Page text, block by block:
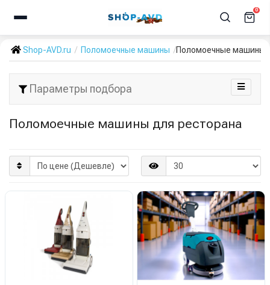
0
Shop-AVD.ru Поломоечные машины Поломоечные машины
Параметры подбора
Поломоечные машины для ресторана